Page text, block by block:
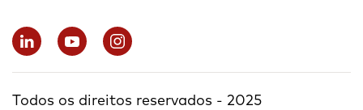
Todos os direitos reservados - 2025